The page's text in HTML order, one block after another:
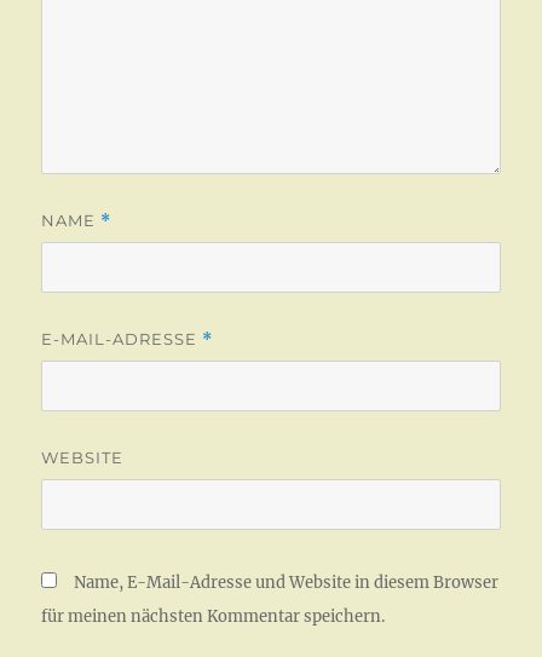
NAME *
E-MAIL-ADRESSE *
WEBSITE
Name, E-Mail-Adresse und Website in diesem Browser
für meinen nächsten Kommentar speichern.